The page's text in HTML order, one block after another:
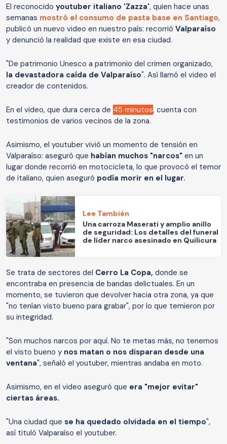
El reconocido youtuber italiano 'Zazza', quien hace unas
semanas mostró el consumo de pasta base en Santiago,
publicó un nuevo video en nuestro país: recorrió Valparaíso
y denunció la realidad que existe en esa ciudad.
"De patrimonio Unesco a patrimonio del crimen organizado,
la devastadora caída de Valparaíso". Así llamó el video el
creador de contenidos.
En el video, que dura cerca de 45 minutos, cuenta con
testimonios de varios vecinos de la zona.
Asimismo, el youtuber vivió un momento de tensión en
Valparaíso: aseguró que habían muchos "narcos" en un
lugar donde recorrió en motocicleta, lo que provocó el temor
de italiano, quien aseguró podía morir en el lugar.
Lee También
Una carroza Maserati y amplio anillo
de seguridad: Los detalles del funeral
de líder narco asesinado en Quilicura
Se trata de sectores del Cerro La Copa, donde se
encontraba en presencia de bandas delictuales. En un
momento, se tuvieron que devolver hacia otra zona, ya que
"no tenían visto bueno para grabar", por lo que temieron por
su integridad.
"Son muchos narcos por aquí. No te metas más, no tenemos
el visto bueno y nos matan o nos disparan desde una
ventana", señaló el youtuber, mientras andaba en moto.
Asimismo, en el video aseguró que era "mejor evitar"
ciertas áreas.
"Una ciudad que se ha quedado olvidada en el tiempo",
así tituló Valparaíso el youtuber.